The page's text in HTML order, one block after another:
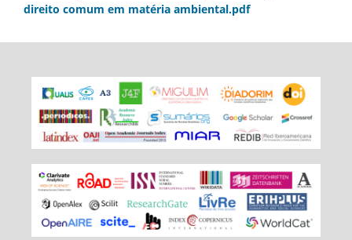
direito comum em matéria ambiental.pdf